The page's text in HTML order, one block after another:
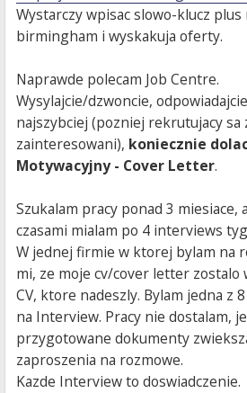
Wystarczy wpisac slowo-klucz
birmingham i wyskakuja oferty.
Naprawde polecam Job Centre.
Wysylajcie/dzwoncie,
najszybciej (pozniej rekrutujacy sa
zainteresowani), koniecznie
Motywacyjny - Cover Letter.
Szukalam pracy ponad 3 miesiace,
czasami mialam po 4 interviews
W jednej firmie w ktorej bylam na
mi, ze moje cv/cover letter zostalo
CV, ktore nadeszly. Bylam jedna z
na Interview. Pracy nie dostalam,
przygotowane dokumenty
zaproszenia na rozmowe.
Kazde Interview to doswiadczenie.